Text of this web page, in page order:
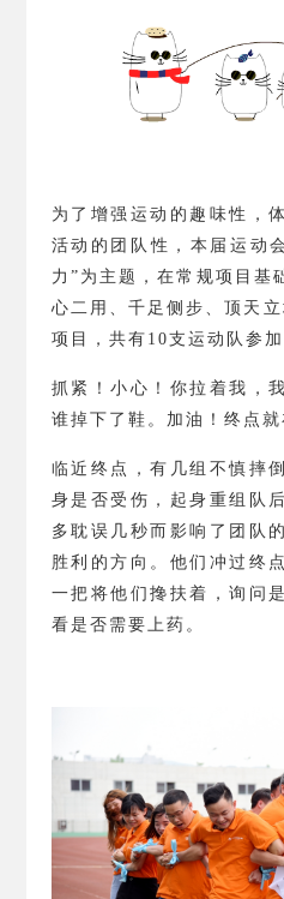
为了增强运动的趣味性，
活动的团队性，本届运动
力”为主题，在常规项目基
心二用、千足侧步、顶天
项目，共有 10支运动队参加
抓紧！小心！你拉着我，
谁掉下了鞋。加油！终点就
临近终点，有几组不慎摔
身是否受伤，起身重组队
多耽误几秒而影响了团队
胜利的方向。他们冲过终
一把将他们搀扶着，询问
看是否需要上药。